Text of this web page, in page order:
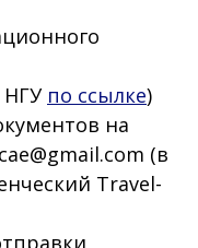
НГУ по ссылке)
на
(в
Travel-